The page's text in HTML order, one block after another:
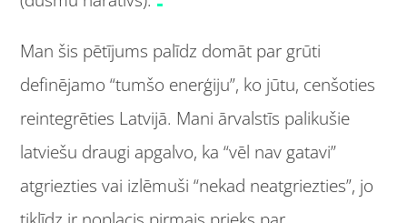
Man šis pētījums palīdz domāt par grūti
definējamo “tumšo enerģiju”, ko jūtu, cenšoties
reintegrēties Latvijā. Mani ārvalstīs palikušie
latviešu draugi apgalvo, ka “vēl nav gatavi”
atgriezties vai izlēmuši “nekad neatgriezties”, jo